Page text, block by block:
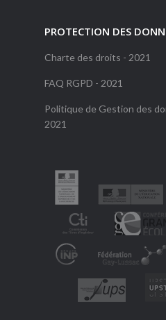
PROTECTION DES
Charte des droits - 2021
FAQ RGPD - 2021
Politique de Gestion des
2021